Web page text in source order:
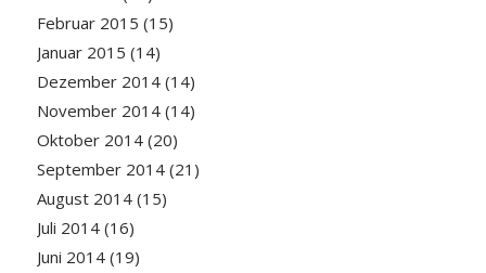
Februar 2015 (15)
Januar 2015 (14)
Dezember 2014(14)
November 2014(14)
Oktober 2014(20)
September 2014(21)
August 2014(15)
Juli 2014(16)
Juni 2014(19)